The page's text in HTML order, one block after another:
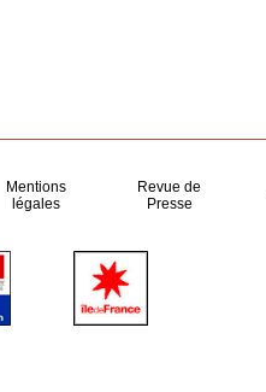
Mentions
légales
Revue de
Presse